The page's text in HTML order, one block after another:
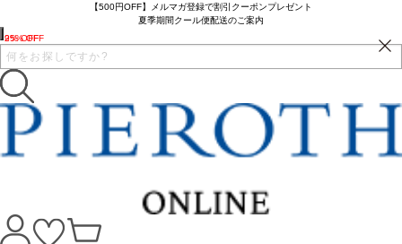
【500円OFF】メルマガ登録で割引クーポンプレゼント
夏季期間クール便配送のご案内
25% OFF
9% OFF